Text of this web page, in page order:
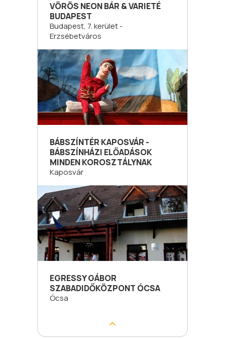
VÖRÖS NEON BÁR & VARIETÉ
BUDAPEST
Budapest, 7. kerület -
Erzsébetváros
BÁBSZÍNTÉR KAPOSVÁR -
BÁBSZÍNHÁZI ELŐADÁSOK
MINDEN KOROSZTÁLYNAK
Kaposvár
EGRESSY GÁBOR
SZABADIDŐKÖZPONT ÓCSA
Ócsa